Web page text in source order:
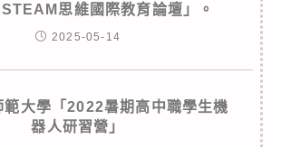
思維國際教育論壇」。
2025-05-14
範大學「2022暑期高中職學生機
器人研習營」